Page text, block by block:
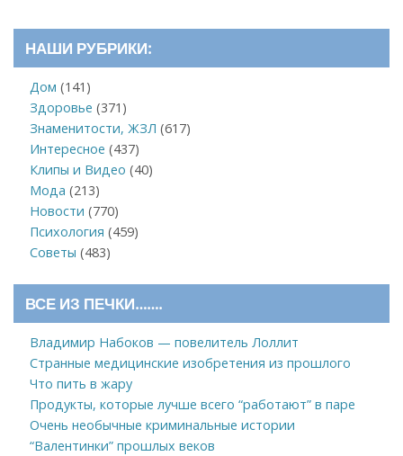
НАШИ РУБРИКИ:
Дом (141)
Здоровье (371)
Знаменитости, ЖЗЛ (617)
Интересное (437)
Клипы и Видео (40)
Мода (213)
Новости (770)
Психология (459)
Советы (483)
ВСЕ ИЗ ПЕЧКИ…….
Владимир Набоков — повелитель Лоллит
Странные медицинские изобретения из прошлого
Что пить в жару
Продукты, которые лучше всего “работают” в паре
Очень необычные криминальные истории
“Валентинки” прошлых веков